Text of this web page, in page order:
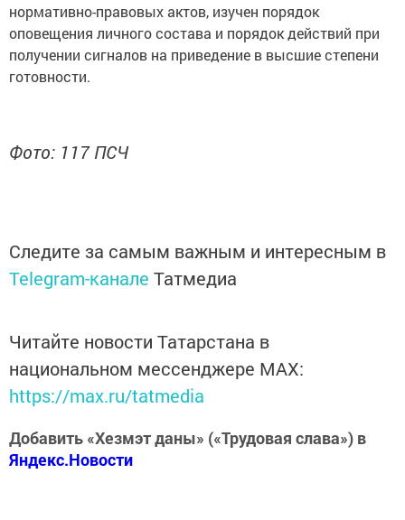
нормативно-правовых актов, изучен порядок
оповещения личного состава и порядок действий при
получении сигналов на приведение в высшие степени
готовности.
Фото: 117 ПСЧ
Следите за самым важным и интересным в
Telegram-канале Татмедиа
Читайте новости Татарстана в
национальном мессенджере MАХ:
https://max.ru/tatmedia
Добавить «Хезмэт даны» («Трудовая слава») в
Яндекс.Новости